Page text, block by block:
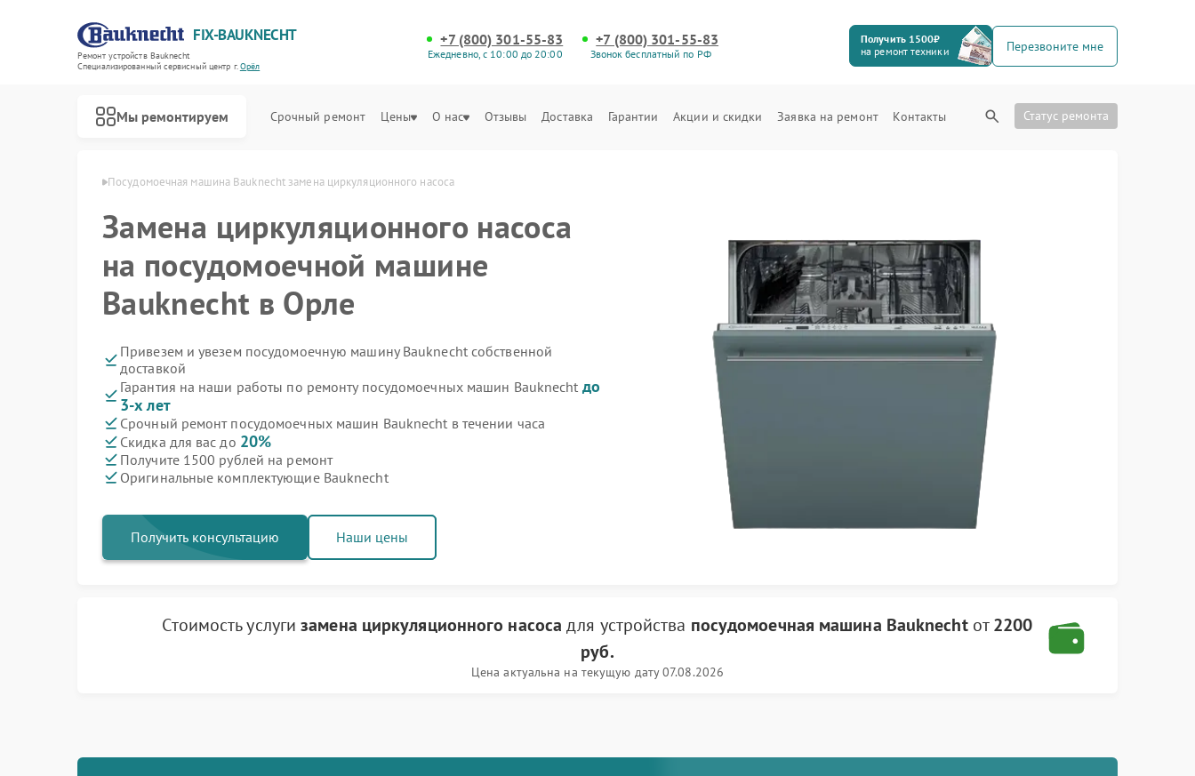
FIX-BAUKNECHT
Ремонт устройств Bauknecht
Специализированный cервисный центр г.Орёл
+7 (800) 301-55-83
Ежедневно, с 10:00 до 20:00
+7 (800) 301-55-83
Звонок бесплатный по РФ
Получить 1500₽
на ремонт техники
Перезвоните мне
Мы ремонтируем Срочный ремонт Цены О нас Отзывы Доставка Гарантии Акции и скидки Заявка на ремонт Контакты Статус ремонта
Bauknecht в Орле Посудомоечная машина Bauknecht замена циркуляционного насоса
Замена циркуляционного насоса
на посудомоечной машине
Bauknecht в Орле
Привезем и увезем посудомоечную машину Bauknecht собственной
доставкой
Гарантия на наши работы по ремонту посудомоечных машин Bauknecht до
3-х лет
Срочный ремонт посудомоечных машин Bauknecht в течении часа
Скидка для вас до 20%
Получите 1500 рублей на ремонт
Оригинальные комплектующие Bauknecht
Получить консультацию Наши цены
Стоимость услугизамена циркуляционного насоса для устройства посудомоечная машина Bauknechtот2200
руб.
Цена актуальна на текущую дату 07.08.2026